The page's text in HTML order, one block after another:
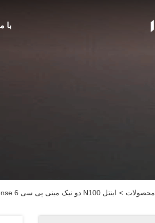
با
محصولات > اینتل N100 دو نیک مینی پی سی Pfsense 6 پورت NIC 2.5G 10G RJ45 SFP+ روتر